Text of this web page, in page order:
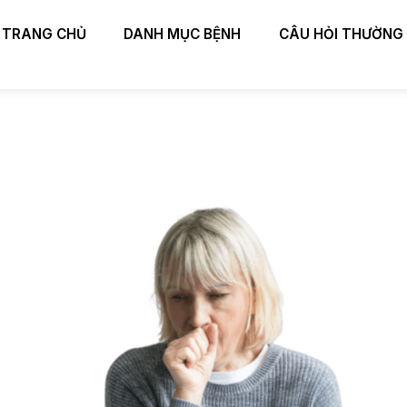
TRANG CHỦ DANH MỤC BỆNH CÂU HỎI THƯỜNG